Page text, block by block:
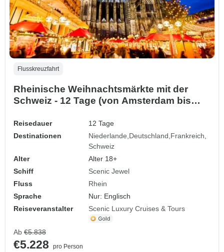
Flusskreuzfahrt
Rheinische Weihnachtsmärkte mit der
Schweiz - 12 Tage (von Amsterdam bis
Reisedauer
12 Tage
Destinationen
Niederlande Deutschland Frankreich
Schweiz
Alter
Alter 18+
Schiff
Scenic Jewel
Fluss
Rhein
Sprache
Nur: Englisch
Reiseveranstalter
Scenic Luxury Cruises & Tours
Ab €5.838
€5.228
pro Person